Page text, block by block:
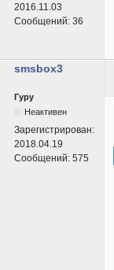
2016.11.03
Сообщений: 36
smsbox3
Гуру
Неактивен
Зарегистрирован:
2018.04.19
Сообщений: 575